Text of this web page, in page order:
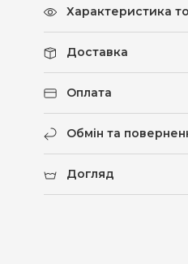
Характеристика
Доставка
Оплата
Обмін та
Догляд